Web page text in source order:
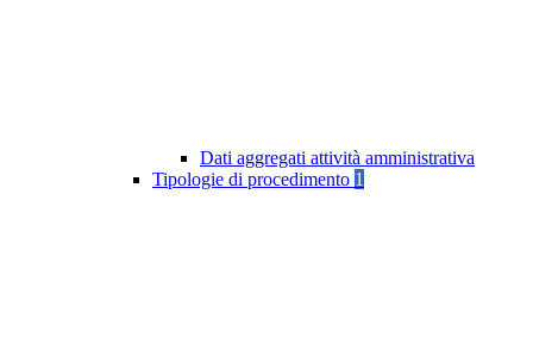
Dati aggregati attività amministrativa
Tipologie di procedimento 1